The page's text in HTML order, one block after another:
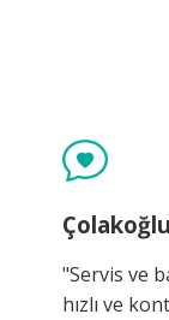
"Servis ve
hızlı ve